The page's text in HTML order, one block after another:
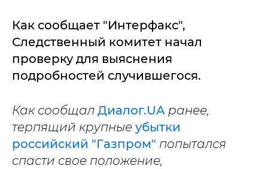
Как сообщает "Интерфакс",
Следственный комитет начал
проверку для выяснения
подробностей случившегося.
Как сообщал Диалог.UA ранее,
терпящий крупные убытки
российский "Газпром" попытался
спасти свое положение,